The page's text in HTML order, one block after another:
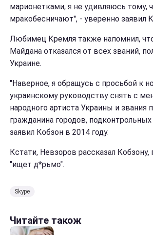
марионетками, я не удивляюсь тому,
мракобесничают", - уверенно заявил
Любимец Кремля также напомнил,
Майдана отказался от всех званий,
Украине.
"Наверное, я обращусь с просьбой к
украинскому руководству снять с
народного артиста Украины и звания
гражданина городов,
заявил Кобзон в 2014 году.
Кстати, Невзоров рассказал Кобзону,
"ищет д*рьмо".
Skype
Читайте також